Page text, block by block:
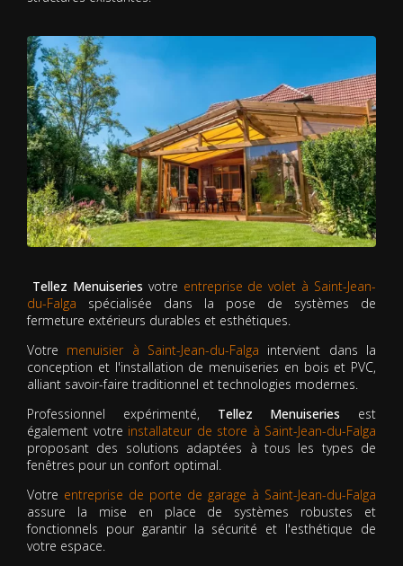
Tellez Menuiseries votre entreprise de volet à Saint-Jean-
du-Falga spécialisée dans la pose de systèmes de
fermeture extérieurs durables et esthétiques.
Votre menuisier à Saint-Jean-du-Falga intervient dans la
conception et l'installation de menuiseries en bois et PVC,
alliant savoir-faire traditionnel et technologies modernes.
Professionnel expérimenté, Tellez Menuiseries est
également votre installateur de store à Saint-Jean-du-Falga
proposant des solutions adaptées à tous les types de
fenêtres pour un confort optimal.
Votre entreprise de porte de garage à Saint-Jean-du-Falga
assure la mise en place de systèmes robustes et
fonctionnels pour garantir la sécurité et l'esthétique de
votre espace.